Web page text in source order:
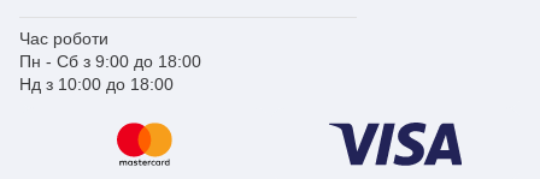
Час роботи
Пн - Сб з 9:00 до 18:00
Нд з 10:00 до 18:00